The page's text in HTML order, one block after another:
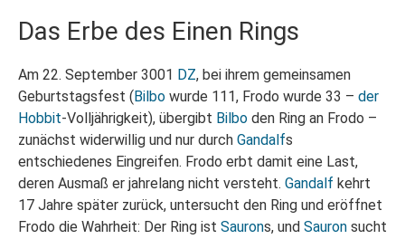
Das Erbe des Einen Rings
Am 22. September 3001 DZ, bei ihrem gemeinsamen
Geburtstagsfest ( Bilbo wurde 111, Frodo wurde 33 – der
Hobbit-Volljährigkeit), übergibt Bilbo den Ring an Frodo –
zunächst widerwillig und nur durch Gandalfs
entschiedenes Eingreifen. Frodo erbt damit eine Last,
deren Ausmaß er jahrelang nicht versteht. Gandalf kehrt
17 Jahre später zurück, untersucht den Ring und eröffnet
Frodo die Wahrheit: Der Ring ist Saurons, und Sauron sucht